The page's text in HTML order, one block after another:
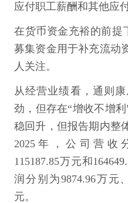
应付职工薪酬和其他应
在货币资金充裕的前提
募集资金用于补充流动
人关注。
从经营业绩看，通则
劲，但存在“增收不增
稳回升，但报告期内整
2025年，公司营收
115187.85万元和
润分别为9874.96万元
元。